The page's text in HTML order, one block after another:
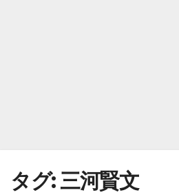
タグ:三河賢文